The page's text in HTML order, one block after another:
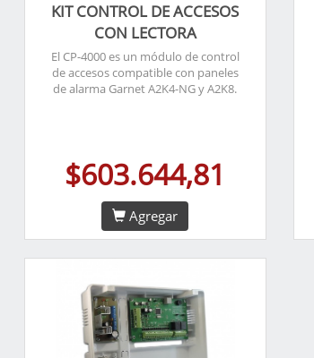
KIT CONTROL DE ACCESOS
CON LECTORA
El CP-4000 es un módulo de control
de accesos compatible con paneles
de alarma Garnet A2K4-NG y A2K8.
$603.644,81
Agregar